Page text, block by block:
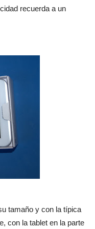
recuerda a un
tamaño y con la típica
con la tablet en la parte